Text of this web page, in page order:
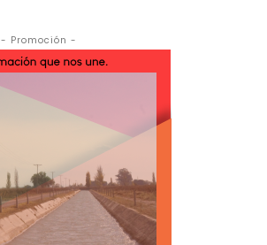
- Promoción -